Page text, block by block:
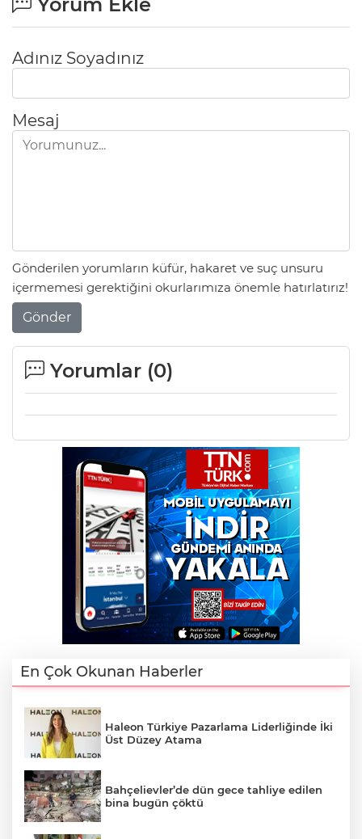
Adınız Soyadınız
Mesaj
Gönderilen yorumların küfür, hakaret ve suç unsuru
içermemesi gerektiğini okurlarımıza önemle hatırlatırız!
Gönder
Yorumlar (0)
En Çok Okunan Haberler
Haleon Türkiye Pazarlama Liderliğinde İki
Üst Düzey Atama
Bahçelievler’de dün gece tahliye edilen
bina bugün çöktü